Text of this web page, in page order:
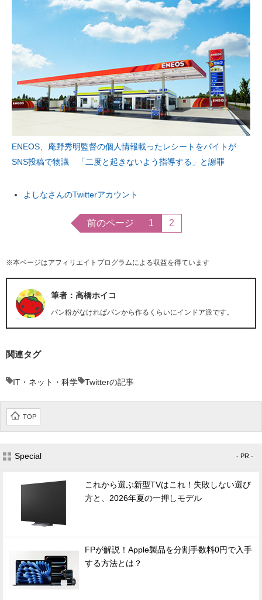
ENEOS、庵野秀明監督の個人情報載ったレシートをバイトが
SNS投稿で物議 「二度と起きないよう指導する」と謝罪
よしなさんのTwitterアカウント
前のページ 1 2
※本ページはアフィリエイトプログラムによる収益を得ています
筆者：高橋ホイコ
パン粉がなければパンから作るくらいにインドア派です。
関連タグ
IT・ネット・科学 Twitterの記事
TOP
Special - PR -
これから選ぶ新型TVはこれ！失敗しない選び
方と、2026年夏の一押しモデル
FPが解説！Apple製品を分割手数料0円で入手
する方法とは？